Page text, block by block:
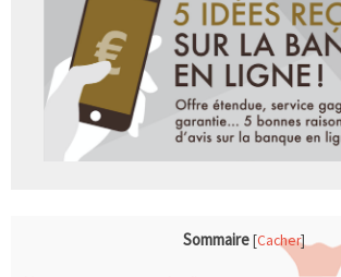
Sommaire[Cacher]